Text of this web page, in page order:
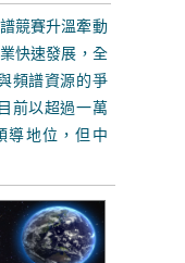
競賽升溫牽動
快速發展，全
頻譜資源的爭
前以超過一萬
導地位，但中